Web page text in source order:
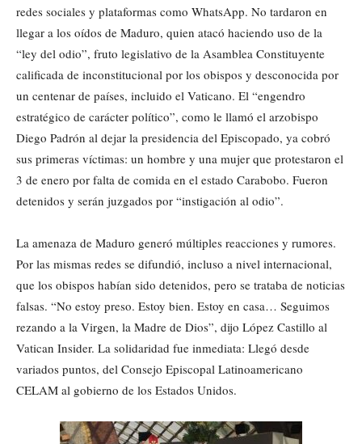
redes sociales y plataformas como WhatsApp. No tardaron en
llegar a los oídos de Maduro, quien atacó haciendo uso de la
“ley del odio”, fruto legislativo de la Asamblea Constituyente
calificada de inconstitucional por los obispos y desconocida por
un centenar de países, incluido el Vaticano. El “engendro
estratégico de carácter político”, como le llamó el arzobispo
Diego Padrón al dejar la presidencia del Episcopado, ya cobró
sus primeras víctimas: un hombre y una mujer que protestaron el
3 de enero por falta de comida en el estado Carabobo. Fueron
detenidos y serán juzgados por “instigación al odio”.
La amenaza de Maduro generó múltiples reacciones y rumores.
Por las mismas redes se difundió, incluso a nivel internacional,
que los obispos habían sido detenidos, pero se trataba de noticias
falsas. “No estoy preso. Estoy bien. Estoy en casa… Seguimos
rezando a la Virgen, la Madre de Dios”, dijo López Castillo al
Vatican Insider. La solidaridad fue inmediata: Llegó desde
variados puntos, del Consejo Episcopal Latinoamericano
CELAM al gobierno de los Estados Unidos.